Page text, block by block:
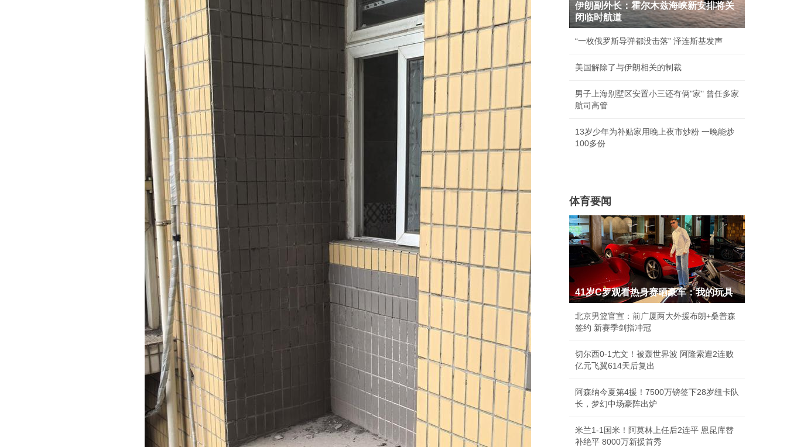
伊朗副外长：霍尔木兹海峡新安排将关
闭临时航道
“一枚俄罗斯导弹都没击落” 泽连斯基发声
美国解除了与伊朗相关的制裁
男子上海别墅区安置小三还有俩"家" 曾任多家
航司高管
13岁少年为补贴家用晚上夜市炒粉 一晚能炒
100多份
体育要闻
41岁C罗观看热身赛晒豪车：我的玩具
北京男篮官宣：前广厦两大外援布朗+桑普森
签约 新赛季剑指冲冠
切尔西0-1尤文！被轰世界波 阿隆索遭2连败
亿元飞翼614天后复出
阿森纳今夏第4援！7500万镑签下28岁纽卡队
长，梦幻中场豪阵出炉
米兰1-1国米！阿莫林上任后2连平 恩昆库替
补绝平 8000万新援首秀